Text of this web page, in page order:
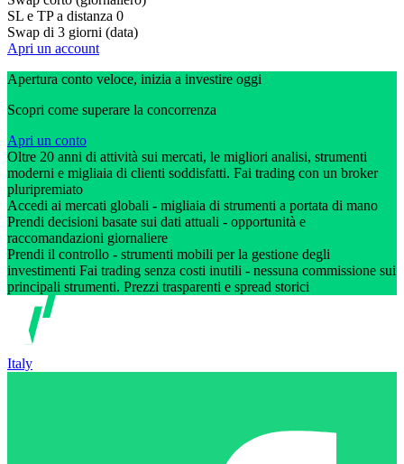
SL e TP a distanza 0
Swap di 3 giorni (data)
Apri un account
Apertura conto veloce, inizia a investire oggi
Scopri come superare la concorrenza
Apri un conto
Oltre 20 anni di attività sui mercati, le migliori analisi, strumenti
moderni e migliaia di clienti soddisfatti. Fai trading con un broker
pluripremiato
Accedi ai mercati globali - migliaia di strumenti a portata di mano
Prendi decisioni basate sui dati attuali - opportunità e
raccomandazioni giornaliere
Prendi il controllo - strumenti mobili per la gestione degli
investimenti Fai trading senza costi inutili - nessuna commissione sui
principali strumenti. Prezzi trasparenti e spread storici
Italy